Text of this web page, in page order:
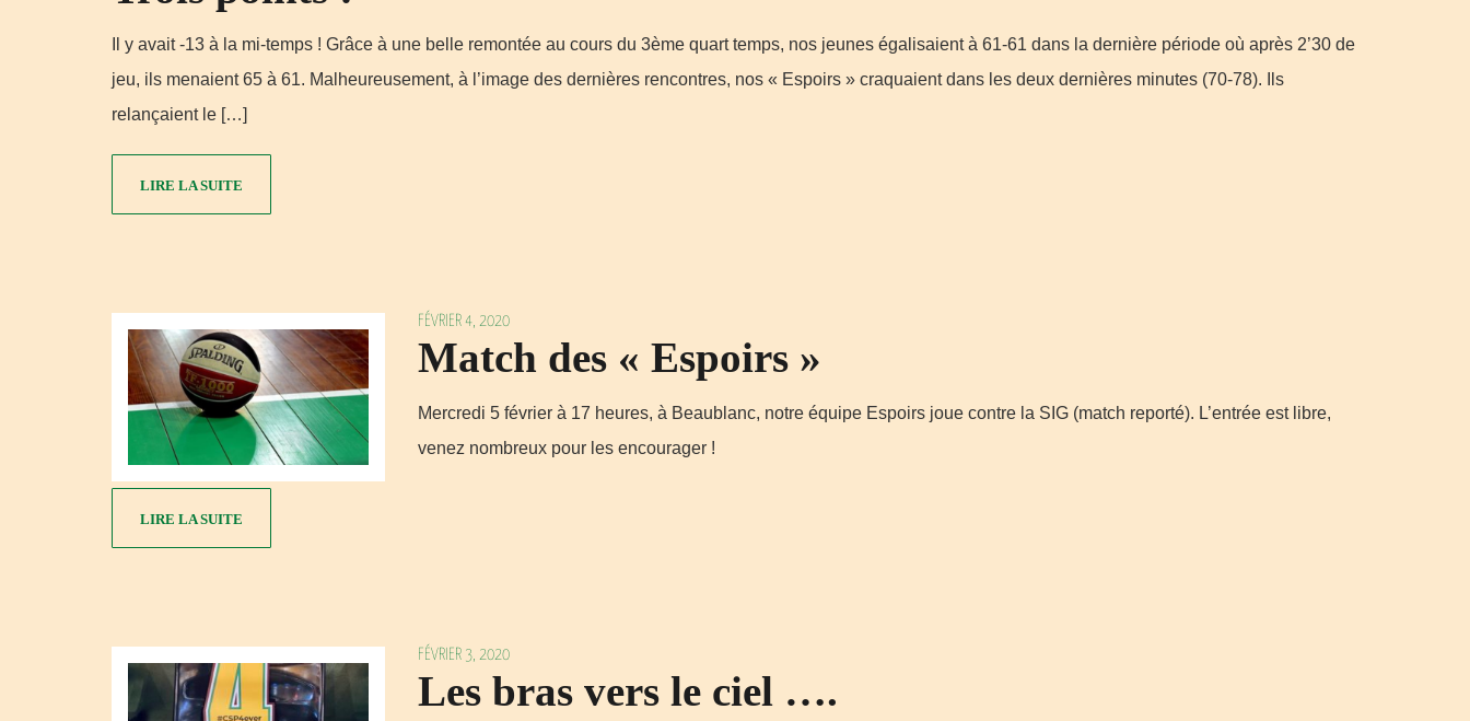
Il y avait -13 à la mi-temps ! Grâce à une belle remontée au cours du 3ème quart temps, nos jeunes égalisaient à 61-61 dans la dernière période où après 2’30 de
jeu, ils menaient 65 à 61. Malheureusement, à l’image des dernières rencontres, nos « Espoirs » craquaient dans les deux dernières minutes (70-78). Ils
relançaient le […]
LIRE LA SUITE
FÉVRIER 4, 2020
Match des « Espoirs »
Mercredi 5 février à 17 heures, à Beaublanc, notre équipe Espoirs joue contre la SIG (match reporté). L’entrée est libre,
venez nombreux pour les encourager !
LIRE LA SUITE
FÉVRIER 3, 2020
Les bras vers le ciel ….